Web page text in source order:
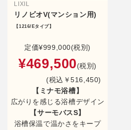
LIXIL
リノビオV(マンション用)
【1216/Eタイプ】
定価¥999,000(税別)
¥469,500(税別)
(税込￥516,450)
【ミナモ浴槽】
広がりを感じる浴槽デザイン
【サーモバスS】
浴槽保温で温かさをキープ